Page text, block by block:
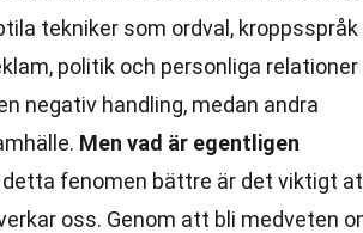
tekniker som ordval, kroppsspråk
politik och personliga relationer
negativ handling, medan andra
Men vad är egentligen
fenomen bättre är det viktigt
oss. Genom att bli medveten